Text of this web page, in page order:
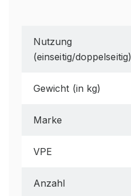
Nutzung
(einseitig/doppelseitig)
Gewicht (in kg)
Marke
VPE
Anzahl